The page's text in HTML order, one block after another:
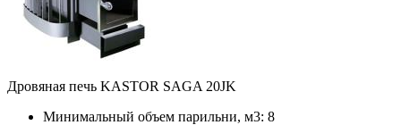
Дровяная печь KASTOR SAGA 20JK
Минимальный объем парильни, м3: 8